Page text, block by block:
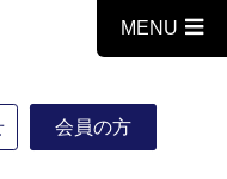
会員の方
MENU